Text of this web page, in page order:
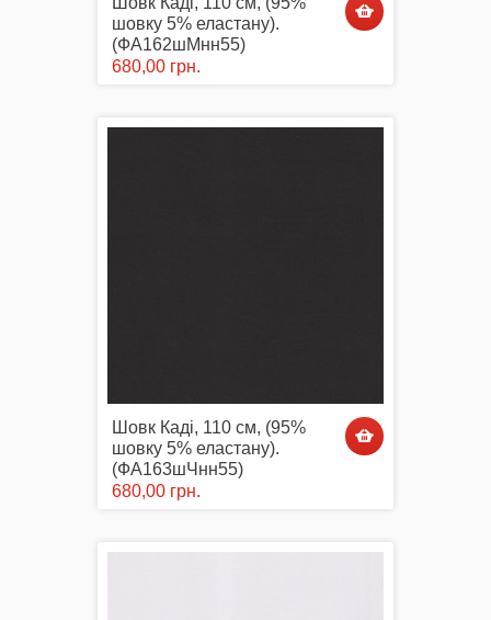
шовку 5% еластану).
(ФА162шМнн55)
680,00 грн.
Шовк Каді, 110 см, (95%
шовку 5% еластану).
(ФА163шЧнн55)
680,00 грн.